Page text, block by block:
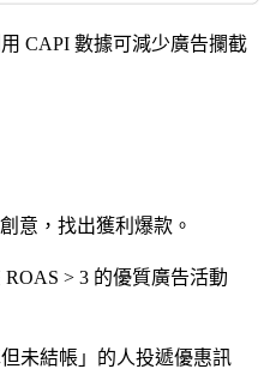
CAPI 數據可減少廣告攔截
意，找出獲利爆款。
> 3 的優質廣告活動
未結帳」的人投遞優惠訊